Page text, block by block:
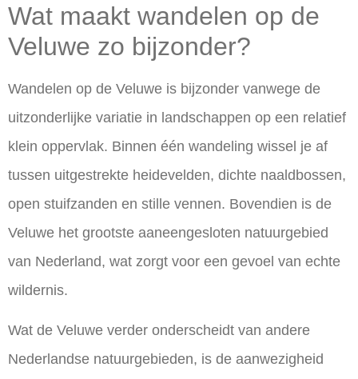
Wat maakt wandelen op de
Veluwe zo bijzonder?
Wandelen op de Veluwe is bijzonder vanwege de
uitzonderlijke variatie in landschappen op een relatief
klein oppervlak. Binnen één wandeling wissel je af
tussen uitgestrekte heidevelden, dichte naaldbossen,
open stuifzanden en stille vennen. Bovendien is de
Veluwe het grootste aaneengesloten natuurgebied
van Nederland, wat zorgt voor een gevoel van echte
wildernis.
Wat de Veluwe verder onderscheidt van andere
Nederlandse natuurgebieden, is de aanwezigheid